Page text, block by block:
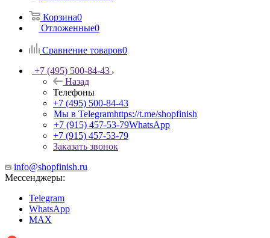
Корзина0
Отложенные0
Сравнение товаров0
+7 (495) 500-84-43
Назад
Телефоны
+7 (495) 500-84-43
Мы в Telegramhttps://t.me/shopfinish
+7 (915) 457-53-79WhatsApp
+7 (915) 457-53-79
Заказать звонок
info@shopfinish.ru
Мессенджеры:
Telegram
WhatsApp
MAX